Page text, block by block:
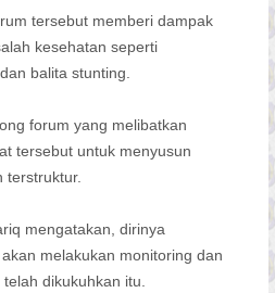
tersebut memberi dampak
kesehatan seperti
balita stunting.
forum yang melibatkan
tersebut untuk menyusun
terstruktur.
mengatakan, dirinya
melakukan monitoring dan
dikukuhkan itu.